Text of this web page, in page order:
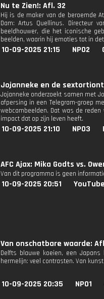
Nu te Zien!: Afl. 32
Hij is de maker van de beroemde
Dam: Artus Quellinus. Directeur
beeldhouwer, die het iconische
beelden, waarin hij emoties tot in
10-09-2025 21:15 NPO2
Jojanneke en de
Jojanneke onderzoekt samen met
afpersing in een Telegram-groep
webcambeelden. Dat was de
impact dat op zijn leven heeft.
10-09-2025 21:10 NPO3
AFC Ajax: Mika Godts vs.
Van dit programma is geen
10-09-2025 20:51 YouTube
Van onschatbare waarde:
Delfts blauwe koeien, een
hermelijn: veel contrasten. Van
10-09-2025 20:35 NPO1